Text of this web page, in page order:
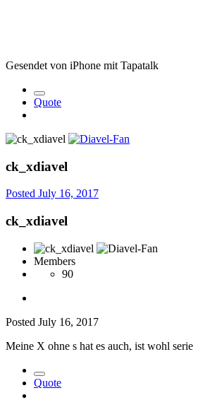
Gesendet von iPhone mit Tapatalk
Quote
ck_xdiavel
Posted July 16, 2017
ck_xdiavel
Members
90
Posted July 16, 2017
Meine X ohne s hat es auch, ist wohl serie
Quote